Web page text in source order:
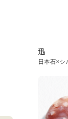
迅
日本石×シ